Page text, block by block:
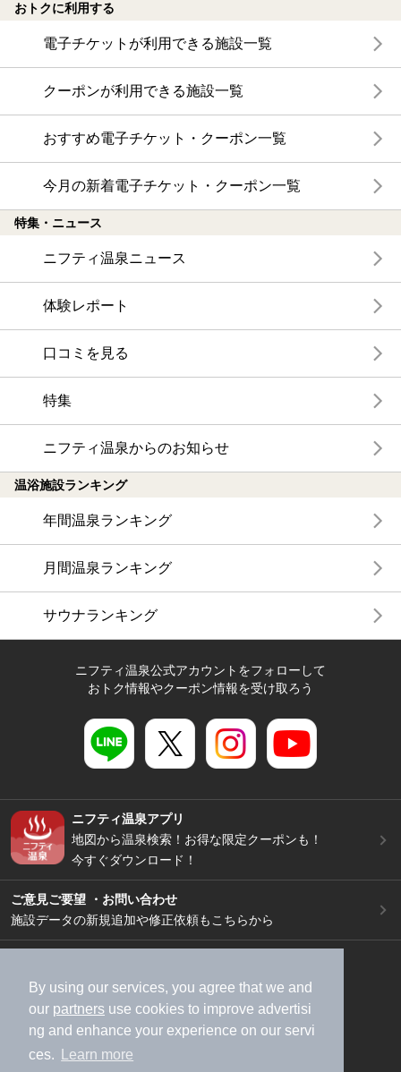
By using our services, you agree that we and
our partners use cookies to improve advertisi
ng and enhance your experience on our servi
ces.
Learn more
おトクに利用する
電子チケットが利用できる施設一覧
クーポンが利用できる施設一覧
おすすめ電子チケット・クーポン一覧
今月の新着電子チケット・クーポン一覧
特集・ニュース
ニフティ温泉ニュース
体験レポート
口コミを見る
特集
ニフティ温泉からのお知らせ
温浴施設ランキング
年間温泉ランキング
月間温泉ランキング
サウナランキング
ニフティ温泉公式アカウントをフォローして
おトク情報やクーポン情報を受け取ろう
ニフティ温泉アプリ
地図から温泉検索！お得な限定クーポンも！
今すぐダウンロード！
ご意見ご要望 ・お問い合わせ
施設データの新規追加や修正依頼もこちらから
加盟店募集（資料請求）
広告出稿のご案内
利用規約
ライフスタイルMEMBERS+規約
特定商取引法に基づく表記
ヘルプ
採用情報
運営会社